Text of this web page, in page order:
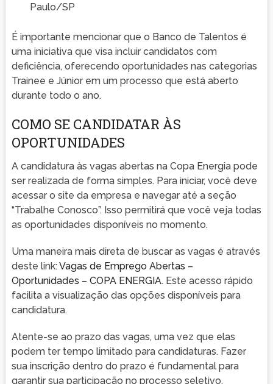
Paulo/SP
É importante mencionar que o Banco de Talentos é
uma iniciativa que visa incluir candidatos com
deficiência, oferecendo oportunidades nas categorias
Trainee e Júnior em um processo que está aberto
durante todo o ano.
COMO SE CANDIDATAR ÀS
OPORTUNIDADES
A candidatura às vagas abertas na Copa Energia pode
ser realizada de forma simples. Para iniciar, você deve
acessar o site da empresa e navegar até a seção
“Trabalhe Conosco”. Isso permitirá que você veja todas
as oportunidades disponíveis no momento.
Uma maneira mais direta de buscar as vagas é através
deste link:Vagas de Emprego Abertas –
Oportunidades – COPA ENERGIA. Este acesso rápido
facilita a visualização das opções disponíveis para
candidatura.
Atente-se ao prazo das vagas, uma vez que elas
podem ter tempo limitado para candidaturas. Fazer
sua inscrição dentro do prazo é fundamental para
garantir sua participação no processo seletivo.